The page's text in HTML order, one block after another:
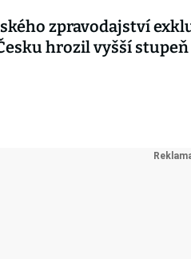
zpravodajství
hrozil vyšší